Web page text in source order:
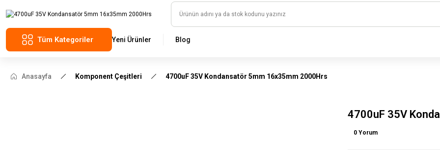
HAYAL ET - TASARLA - ÇALIŞTIR
Tüm Kategoriler Yeni Ürünler Blog
Anasayfa Komponent Çeşitleri 4700uF 35V Kondansatör 5mm 16x35mm 2000Hrs
4700uF 35V
0 Yorum